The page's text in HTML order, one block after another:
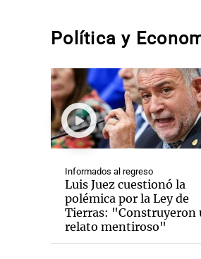
Política y
Informados al regreso
Luis Juez cuestionó la
polémica por la Ley de
Tierras: "Construyeron
relato mentiroso"